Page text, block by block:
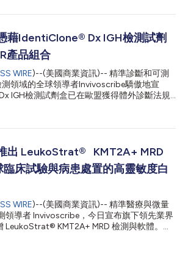
務旨在滿足對於急性白血病精準分子監測與日
(ALL)中的致癌驅動因素。4這類重排存在於
病例以及5-15%的兒童和成人白血病病例中。
血病通常與化療抗藥、高復發率和較差的臨
抑制劑的出現正在改變AML和ALL病患的治療
KMT2A重排和NPM1突變的病患。6首款獲
帶KMT2A易位的復發或難治性急性白血病的
這一新興藥物類別的臨床價值。7隨著Menin
藉IdentiClone® Dx IGH檢測試劑
產品組合
WIRE)--(美國商業資訊)-- 精準診斷和可測
領域的全球領導者Invivoscribe驕傲地宣
IGH檢測試劑盒已在歐盟獲得體外診斷法規
、效能評估、可追溯性和上市後監督提出了嚴
最高風險）劃分。C類裝置（如IdentiClone
檢測產品，在疾病診斷和病患管理中扮演關鍵
構BSI（荷蘭）在依據IVDR展開獨立合格評
Dx IGH檢測試劑盒頒發了CE認證。此次獲准
次成功獲得IVDR認證，彰顯了公司成熟的法
品質、法規遵循和病患安全的長期承諾。
、品質和臨床事務副總裁Jason Gerhold表
出 LeukoStrat® KMT2A+ MRD
床試驗與病患處置的高靈敏度白
WIRE)--(美國商業資訊)-- 精準醫療與微量
領導者 Invivoscribe，今日宣布旗下領先業界
LeukoStrat® KMT2A+ MRD 檢測與軟體。這